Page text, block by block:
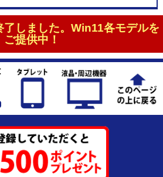
しました。Win11各モデルを
ご提供中！